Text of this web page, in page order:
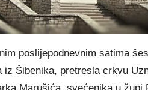
poslijepodnevnim satima
Šibenika, pretresla crkvu